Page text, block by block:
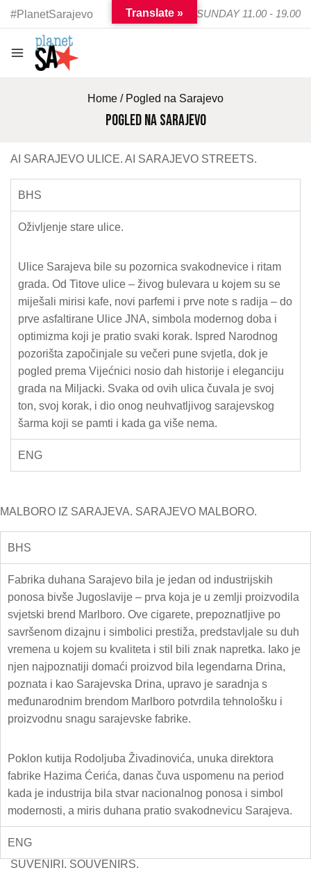
#PlanetSarajevo TUESDAY - SUNDAY 11.00 - 19.00
Home / Pogled na Sarajevo
Pogled na Sarajevo
AI SARAJEVO ULICE. AI SARAJEVO STREETS.
BHS
Oživljenje stare ulice.
Ulice Sarajeva bile su pozornica svakodnevice i ritam
grada. Od Titove ulice – živog bulevara u kojem su se
miješali mirisi kafe, novi parfemi i prve note s radija – do
prve asfaltirane Ulice JNA, simbola modernog doba i
optimizma koji je pratio svaki korak. Ispred Narodnog
pozorišta započinjale su večeri pune svjetla, dok je
pogled prema Vijećnici nosio dah historije i eleganciju
grada na Miljacki. Svaka od ovih ulica čuvala je svoj
ton, svoj korak, i dio onog neuhvatljivog sarajevskog
šarma koji se pamti i kada ga više nema.
ENG
MALBORO IZ SARAJEVA. SARAJEVO MALBORO.
BHS
Fabrika duhana Sarajevo bila je jedan od industrijskih
ponosa bivše Jugoslavije – prva koja je u zemlji proizvodila
svjetski brend Marlboro. Ove cigarete, prepoznatljive po
savršenom dizajnu i simbolici prestiža, predstavljale su duh
vremena u kojem su kvaliteta i stil bili znak napretka. Iako je
njen najpoznatiji domaći proizvod bila legendarna Drina,
poznata i kao Sarajevska Drina, upravo je saradnja s
međunarodnim brendom Marlboro potvrdila tehnološku i
proizvodnu snagu sarajevske fabrike.
Poklon kutija Rodoljuba Živadinovića, unuka direktora
fabrike Hazima Ćerića, danas čuva uspomenu na period
kada je industrija bila stvar nacionalnog ponosa i simbol
modernosti, a miris duhana pratio svakodnevicu Sarajeva.
ENG
SUVENIRI. SOUVENIRS.
Translate »